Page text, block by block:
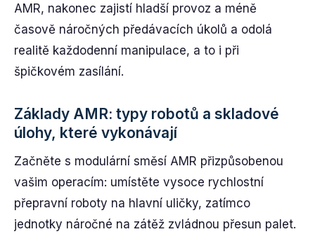
AMR, nakonec zajistí hladší provoz a méně
časově náročných předávacích úkolů a odolá
realitě každodenní manipulace, a to i při
špičkovém zasílání.
Základy AMR: typy robotů a skladové
úlohy, které vykonávají
Začněte s modulární směsí AMR přizpůsobenou
vašim operacím: umístěte vysoce rychlostní
přepravní roboty na hlavní uličky, zatímco
jednotky náročné na zátěž zvládnou přesun palet.